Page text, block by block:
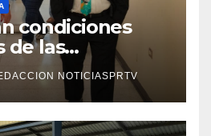
condiciones
de las
Departamento
Mayagüez
NOTICIASPRTV